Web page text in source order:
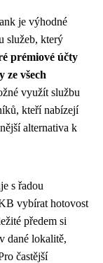
je výhodné
služeb, který
prémiové účty
ze všech
využít službu
kteří nabízejí
alternativa k
s řadou
vybírat hotovost
předem si
dané lokalitě,
častější